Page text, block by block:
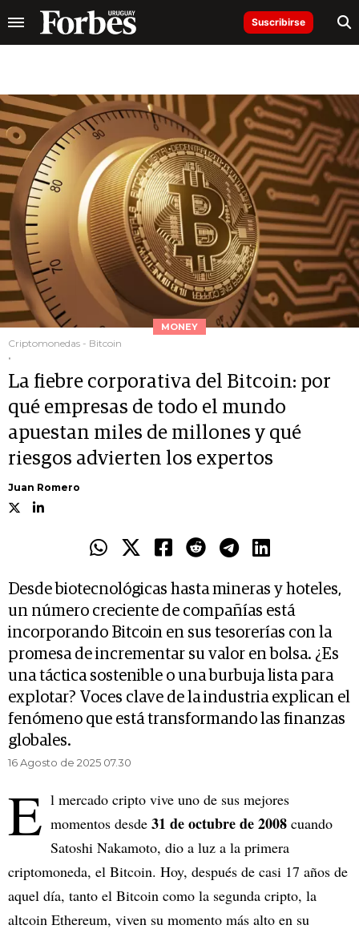
Suscribirse
MONEY
Criptomonedas - Bitcoin
.
La fiebre corporativa del Bitcoin: por
qué empresas de todo el mundo
apuestan miles de millones y qué
riesgos advierten los expertos
Juan Romero
Desde biotecnológicas hasta mineras y hoteles,
un número creciente de compañías está
incorporando Bitcoin en sus tesorerías con la
promesa de incrementar su valor en bolsa. ¿Es
una táctica sostenible o una burbuja lista para
explotar? Voces clave de la industria explican el
fenómeno que está transformando las finanzas
globales.
16 Agosto de 2025 07.30
E l mercado cripto vive uno de sus mejores
momentos desde 31 de octubre de 2008 cuando
Satoshi Nakamoto, dio a luz a la primera
criptomoneda, el Bitcoin. Hoy, después de casi 17 años de
aquel día, tanto el Bitcoin como la segunda cripto, la
altcoin Ethereum, viven su momento más alto en su